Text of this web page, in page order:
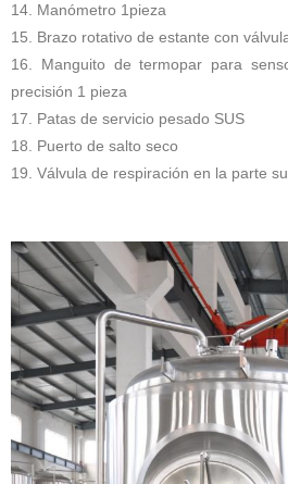
14. Manómetro 1pieza
15. Brazo rotativo de estante con
16. Manguito de termopar para
precisión 1 pieza
17. Patas de servicio pesado SUS
18. Puerto de salto seco
19. Válvula de respiración en la parte